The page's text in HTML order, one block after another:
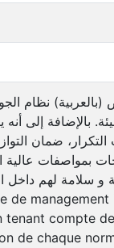
(بالعربية) نظام
بالإضافة إلى
التكرار، ضمان
بمواصفات عالية
و سلامة لهم داخل
tenant compte
de chaque